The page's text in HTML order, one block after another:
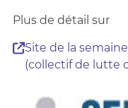
Plus de détail sur
Site de la
(collectif de lutte